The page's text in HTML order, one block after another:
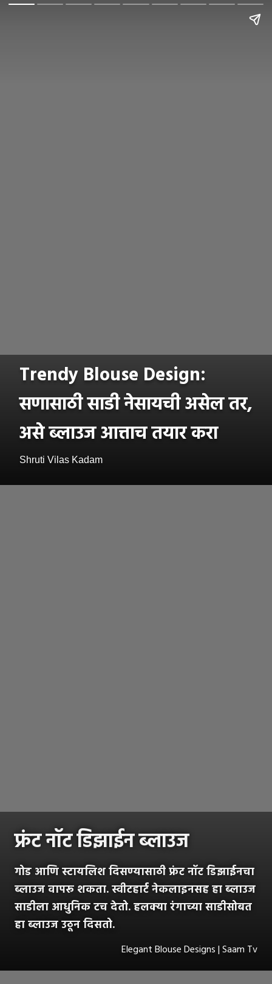
Trendy Blouse Design:
सणासाठी साडी नेसायची असेल तर,
असे ब्लाउज आत्ताच तयार करा
Shruti Vilas Kadam
फ्रंट नॉट डिझाईन ब्लाउज
गोड आणि स्टायलिश दिसण्यासाठी फ्रंट नॉट डिझाईनचा
ब्लाउज वापरू शकता. स्वीटहार्ट नेकलाइनसह हा ब्लाउज
साडीला आधुनिक टच देतो. हलक्या रंगाच्या साडीसोबत
हा ब्लाउज उठून दिसतो.
Elegant Blouse Designs | Saam Tv